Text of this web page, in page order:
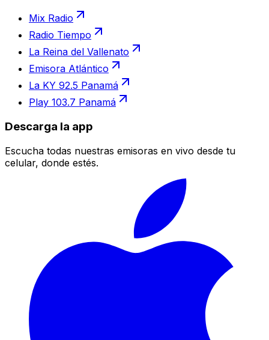
Mix Radio
Radio Tiempo
La Reina del Vallenato
Emisora Atlántico
La KY 92.5 Panamá
Play 103.7 Panamá
Descarga la app
Escucha todas nuestras emisoras en vivo desde tu
celular, donde estés.